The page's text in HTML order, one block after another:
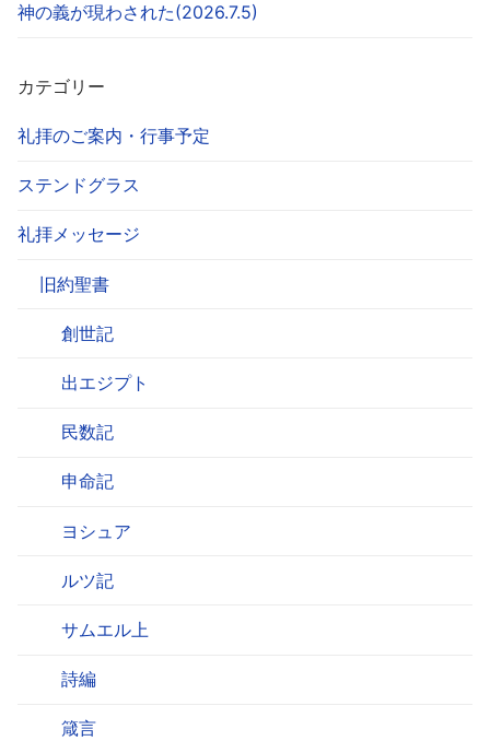
神の義が現わされた(2026.7.5)
カテゴリー
礼拝のご案内・行事予定
ステンドグラス
礼拝メッセージ
旧約聖書
創世記
出エジプト
民数記
申命記
ヨシュア
ルツ記
サムエル上
詩編
箴言